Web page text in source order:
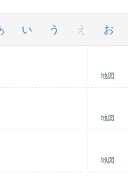
い う え お
地図
地図
地図